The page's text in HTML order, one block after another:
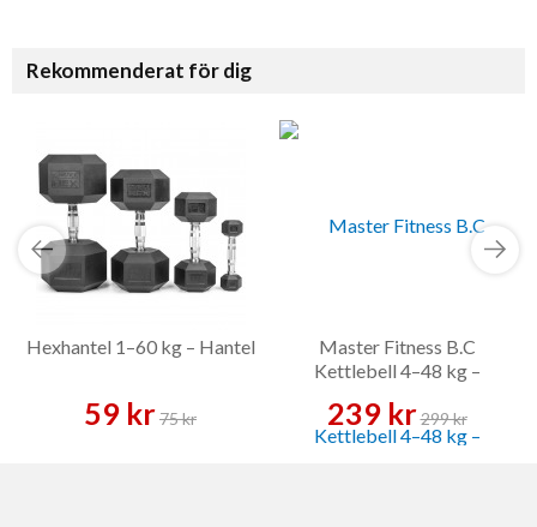
Rekommenderat för dig
Hexhantel 1–60 kg – Hantel
59 kr75 kr
Master Fitness B.C
Kettlebell 4–48 kg –
239 kr299 kr